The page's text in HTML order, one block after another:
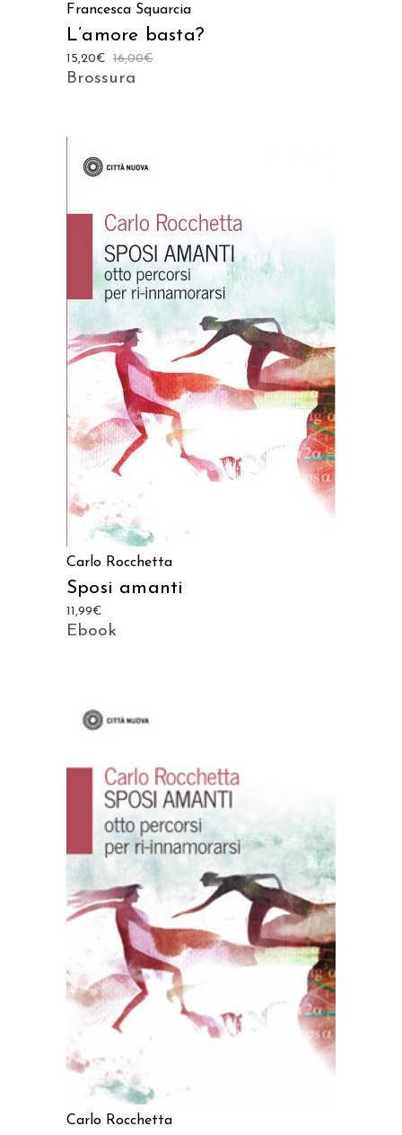
Francesca Squarcia
L’amore basta?
16,00€
15,20€
Brossura
AGGIUNGI AL CARRELLO
Carlo Rocchetta
Sposi amanti
11,99€
Ebook
AGGIUNGI AL CARRELLO
Carlo Rocchetta